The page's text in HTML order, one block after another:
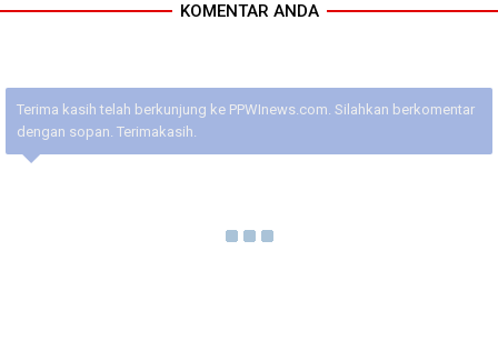
KOMENTAR ANDA
Terima kasih telah berkunjung ke PPWInews.com. Silahkan berkomentar
dengan sopan. Terimakasih.